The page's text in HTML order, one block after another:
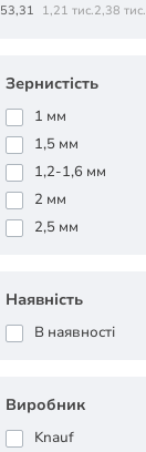
53,31 1,21 тис.2,38 тис.
Зернистість
1 мм
1,5 мм
1,2-1,6 мм
2 мм
2,5 мм
Наявність
В наявності
Виробник
Knauf